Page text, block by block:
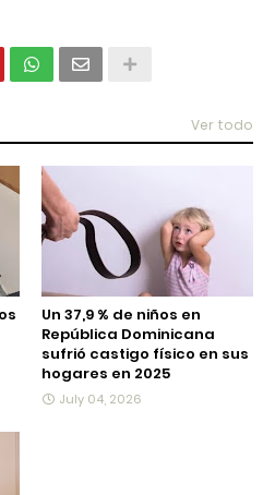
Ver todo
Un 37,9 % de niños en
República Dominicana
sufrió castigo físico en sus
hogares en 2025
July 04, 2026